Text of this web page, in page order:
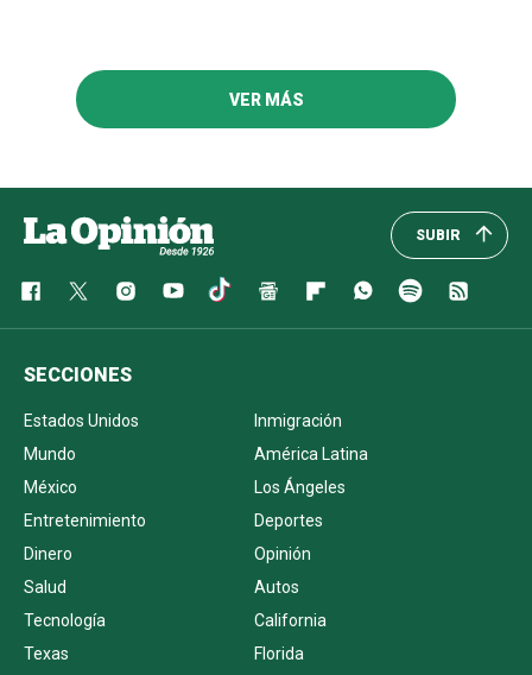
VER MÁS
SUBIR
SECCIONES
Estados Unidos
Inmigración
Mundo
América Latina
México
Los Ángeles
Entretenimiento
Deportes
Dinero
Opinión
Salud
Autos
Tecnología
California
Texas
Florida